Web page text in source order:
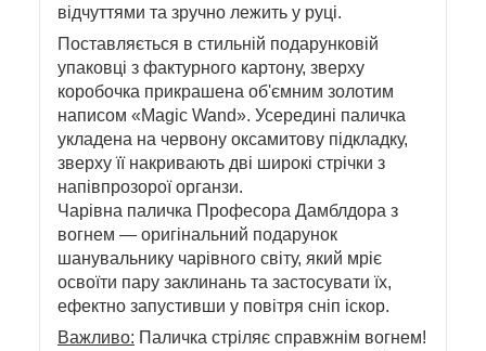
відчуттями та зручно лежить у руці.
Поставляється в стильній подарунковій
упаковці з фактурного картону, зверху
коробочка прикрашена об'ємним золотим
написом «Magic Wand». Усередині паличка
укладена на червону оксамитову підкладку,
зверху її накривають дві широкі стрічки з
напівпрозорої органзи.
Чарівна паличка Професора Дамблдора з
вогнем — оригінальний подарунок
шанувальнику чарівного світу, який мріє
освоїти пару заклинань та застосувати їх,
ефектно запустивши у повітря сніп іскор.
Важливо: Паличка стріляє справжнім вогнем!